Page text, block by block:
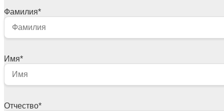
Фамилия*
Имя*
Отчество*